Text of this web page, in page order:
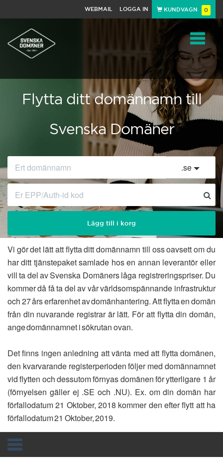
WEBMAIL LOGGA IN KUNDVAGN 0
Toggle
Flytta ditt domännamn till
Svenska Domäner
.se
Lägg till i korg
Vi gör det lätt att flytta ditt domännamn till oss oavsett om du
har ditt tjänstepaket samlade hos en annan leverantör eller
vill ta del av Svenska Domäners låga registreringspriser. Du
kommer då få ta del av vår världsomspännande infrastruktur
och 27 års erfarenhet av domänhantering. Att flytta en domän
från din nuvarande registrar är lätt. För att flytta din domän,
ange domännamnet i sökrutan ovan.
Det finns ingen anledning att vänta med att flytta domänen,
den kvarvarande registerperioden följer med domännamnet
vid flytten och dessutom förnyas domänen för ytterligare 1 år
(förnyelsen gäller ej .SE och .NU). Ex. om din domän har
förfallodatum 21 Oktober, 2018 kommer den efter flytt att ha
förfallodatum 21 Oktober, 2019.